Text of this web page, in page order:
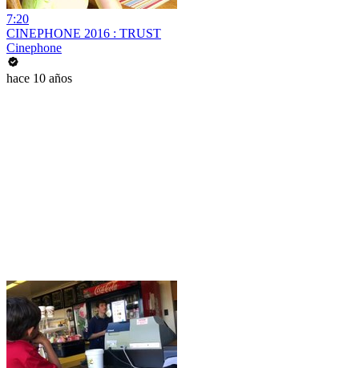
7:20
CINEPHONE 2016 : TRUST
Cinephone
hace 10 años